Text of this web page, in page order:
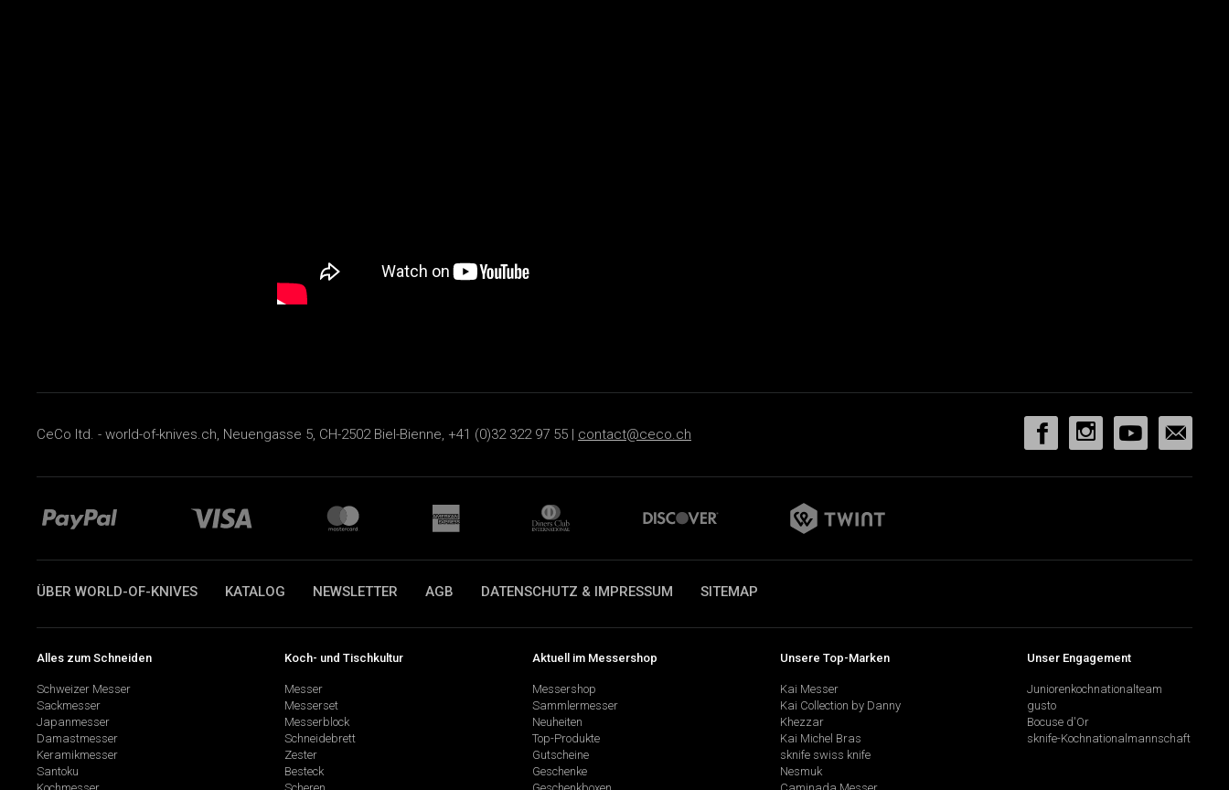
CeCo ltd. - world-of-knives.ch, Neuengasse 5, CH-2502 Biel-Bienne, +41 (0)32 322 97 55 | contact@ceco.ch
ÜBER WORLD-OF-KNIVES KATALOG NEWSLETTER AGB DATENSCHUTZ & IMPRESSUM SITEMAP
Alles zum Schneiden
Schweizer Messer
Sackmesser
Japanmesser
Damastmesser
Keramikmesser
Santoku
Koch- und Tischkultur
Messer
Messerset
Messerblock
Schneidebrett
Zester
Besteck
Aktuell im Messershop
Messershop
Sammlermesser
Neuheiten
Top-Produkte
Gutscheine
Geschenke
Unsere Top-Marken
Kai Messer
Kai Collection by Danny
Khezzar
Kai Michel Bras
sknife swiss knife
Nesmuk
Unser Engagement
Juniorenkochnationalteam
gusto
Bocuse d'Or
sknife-Kochnationalmannschaft